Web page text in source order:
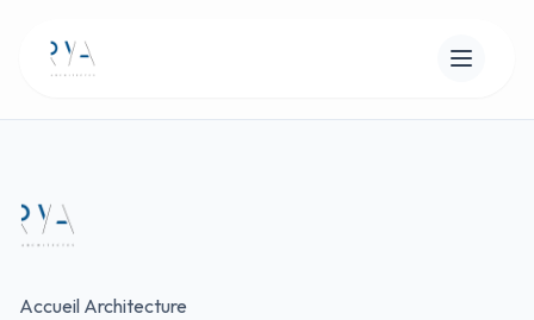
Accueil Architecture